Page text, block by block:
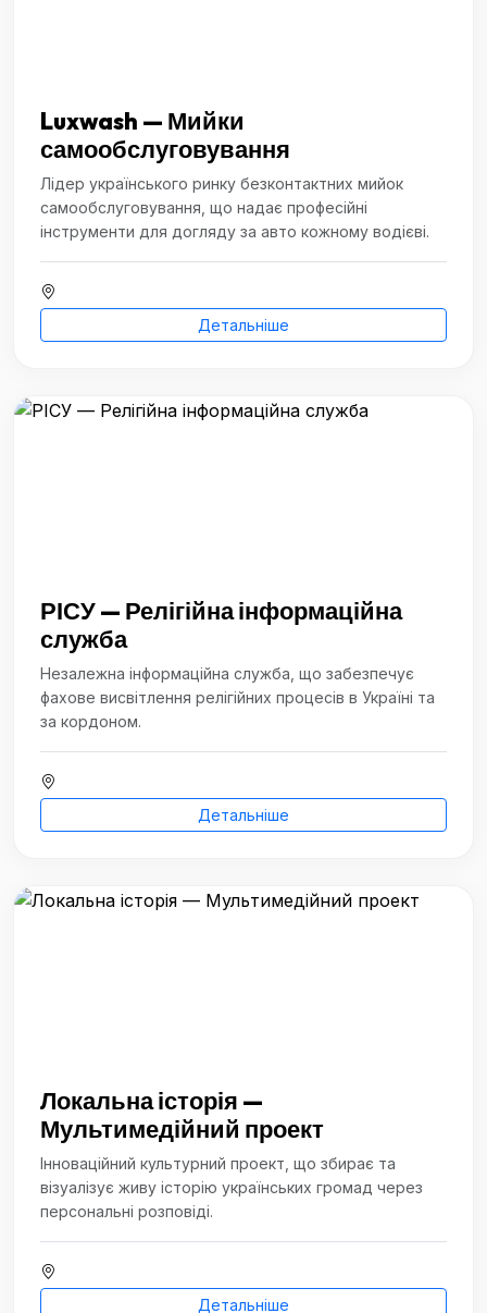
Luxwash — Мийки
самообслуговування
Лідер українського ринку безконтактних мийок
самообслуговування, що надає професійні
інструменти для догляду за авто кожному водієві.
Детальніше
РІСУ — Релігійна інформаційна
служба
Незалежна інформаційна служба, що забезпечує
фахове висвітлення релігійних процесів в Україні та
за кордоном.
Детальніше
Локальна історія —
Мультимедійний проект
Інноваційний культурний проект, що збирає та
візуалізує живу історію українських громад через
персональні розповіді.
Детальніше